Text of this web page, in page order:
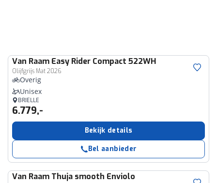
Van Raam Easy Rider Compact 522WH
Olijfgrijs Mat 2026
Overig
Unisex
BRIELLE
6.779,-
Bekijk details
Bel aanbieder
Van Raam Thuja smooth Enviolo